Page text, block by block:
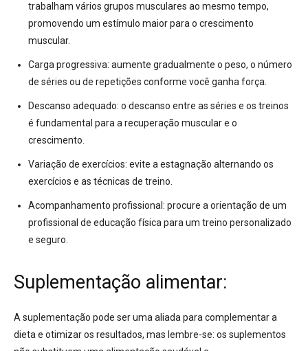
trabalham vários grupos musculares ao mesmo tempo,
promovendo um estímulo maior para o crescimento
muscular.
Carga progressiva: aumente gradualmente o peso, o número
de séries ou de repetições conforme você ganha força.
Descanso adequado: o descanso entre as séries e os treinos
é fundamental para a recuperação muscular e o
crescimento.
Variação de exercícios: evite a estagnação alternando os
exercícios e as técnicas de treino.
Acompanhamento profissional: procure a orientação de um
profissional de educação física para um treino personalizado
e seguro.
Suplementação alimentar:
A suplementação pode ser uma aliada para complementar a
dieta e otimizar os resultados, mas lembre-se: os suplementos